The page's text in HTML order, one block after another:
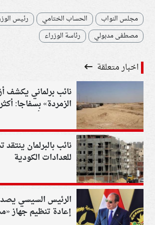
مجلس النواب الحساب الختامي
رئيس
مصطفى مدبولي
رئاسة الوزراء
اخبار متعلقة
نائب برلماني يكشف
لم تتسلم أراضيها
نائب بالبرلمان ينتقد
للعدادات الكودية
الرئيس السيسي
إعادة تنظيم جهاز